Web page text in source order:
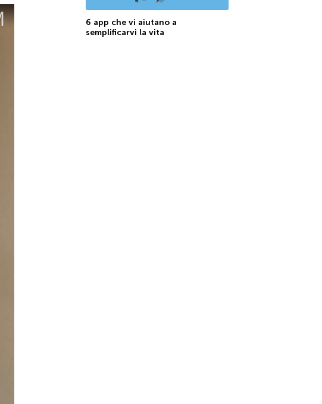
6 app che vi aiutano a
semplificarvi la vita